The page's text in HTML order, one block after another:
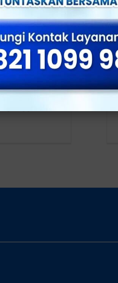
dan
Lho!
- Penis
dapat